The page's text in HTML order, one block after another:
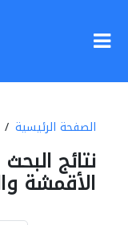
الصفحة الرئيسية
نتائج
الأقمشة